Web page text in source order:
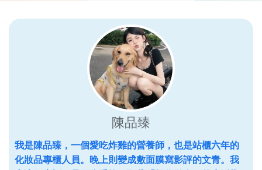
陳品臻
我是陳品臻，一個愛吃炸雞的營養師，也是站櫃六年的
化妝品專櫃人員。晚上則變成敷面膜寫影評的文青。我